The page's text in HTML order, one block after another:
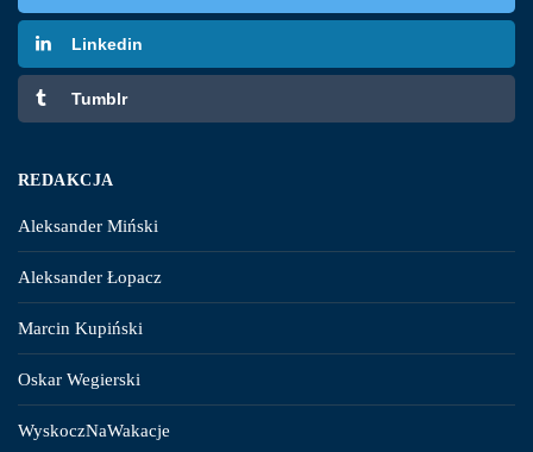
Linkedin
Tumblr
REDAKCJA
Aleksander Miński
Aleksander Łopacz
Marcin Kupiński
Oskar Wegierski
WyskoczNaWakacje